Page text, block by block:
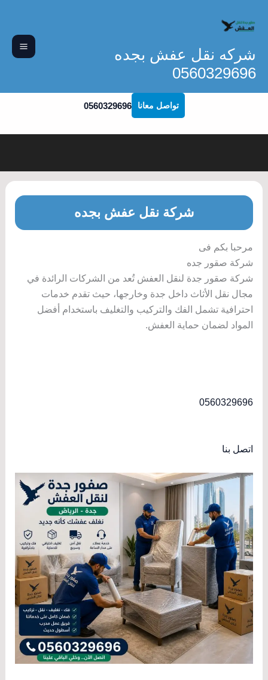
شركه نقل عفش بجده
0560329696
تواصل معانا 0560329696
شركة نقل عفش بجده
مرحبا بكم فى
شركة صقور جده
شركة صقور جدة لنقل العفش تُعد من الشركات الرائدة في
مجال نقل الأثاث داخل جدة وخارجها، حيث تقدم خدمات
احترافية تشمل الفك والتركيب والتغليف باستخدام أفضل
المواد لضمان حماية العفش.
0560329696
اتصل بنا